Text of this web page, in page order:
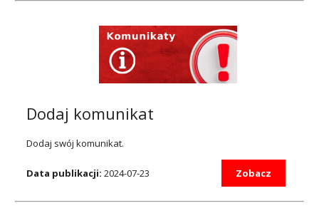
Dodaj komunikat
Dodaj swój komunikat.
Data publikacji: 2024-07-23 Zobacz